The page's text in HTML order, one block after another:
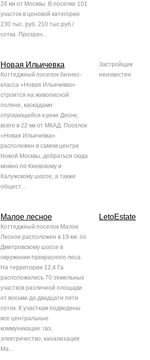
28 км от Москвы. В поселке 101
участок в ценовой категории
230 тыс. руб. 210 тыс.руб./
сотка. Прозрач...
Новая Ильичевка
Коттеджный поселок бизнес-
класса «Новая Ильичевка»
строится на живописной
поляне, каскадами
спускающейся к реке Десне,
всего в 22 км от МКАД. Поселок
«Новая Ильичевка»
расположен в самом центре
Новой Москвы, добраться сюда
можно по Киевскому и
Калужскому шоссе, а также
общест...
Застройщик
неизвестен
Малое лесное
Коттеджный поселок Малое
Лесное расположен в 19 км. по
Дмитровскому шоссе в
окружении прекрасного леса.
На территории 12,4 Га
расположились 70 земельных
участков различной площади
от восьми до двадцати пяти
соток. К участкам подведены
все центральные
коммуникации: газ,
электричество, канализация.
Ма...
LetoEstate